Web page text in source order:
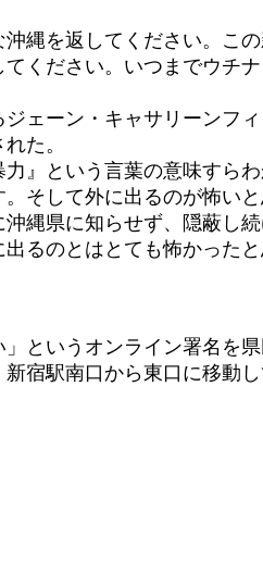
縄を返してください。こ
ください。いつまでウチ
ェーン・キャサリーンフ
た。
』という言葉の意味すら
そして外に出るのが怖い
縄県に知らせず、隠蔽し
るのとはとても怖かった
というオンライン署名を
宿駅南口から東口に移